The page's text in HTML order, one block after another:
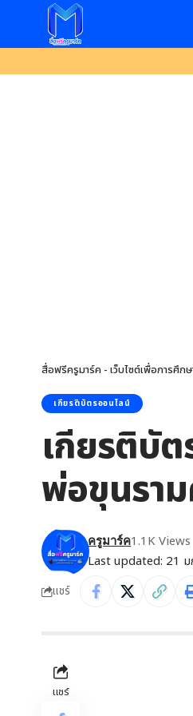
สื่อฟรีครูมาร์ค - เว็บไซต์เพื่อการศึก
เกียรติบัตรออนไลน์
เกียรติบั
พ่อขุนรา
Last updated: 21
ครูมาร์ค1.1K Views
แชร์
แชร์